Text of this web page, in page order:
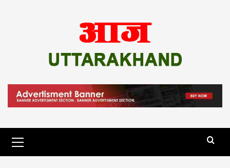
Menu